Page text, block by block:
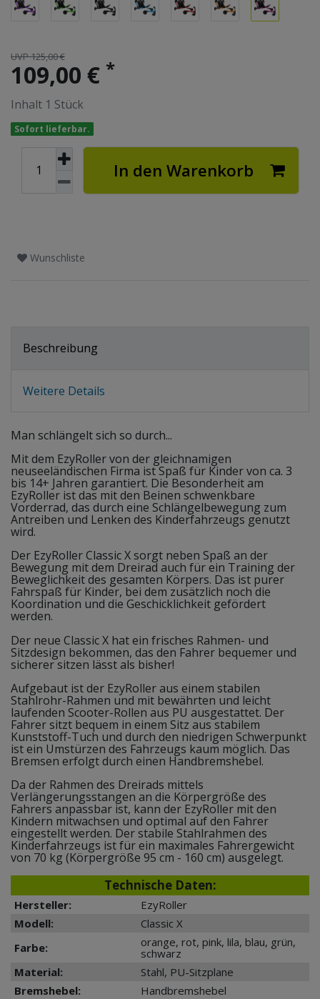
UVP 125,00 €
109,00 € *
Inhalt 1 Stück
Sofort lieferbar.
In den Warenkorb
Wunschliste
Beschreibung
Weitere Details
Man schlängelt sich so durch...
Mit dem EzyRoller von der gleichnamigen
neuseeländischen Firma ist Spaß für Kinder von ca. 3
bis 14+ Jahren garantiert. Die Besonderheit am
EzyRoller ist das mit den Beinen schwenkbare
Vorderrad, das durch eine Schlängelbewegung zum
Antreiben und Lenken des Kinderfahrzeugs genutzt
wird.
Der EzyRoller Classic X sorgt neben Spaß an der
Bewegung mit dem Dreirad auch für ein Training der
Beweglichkeit des gesamten Körpers. Das ist purer
Fahrspaß für Kinder, bei dem zusätzlich noch die
Koordination und die Geschicklichkeit gefördert
werden.
Der neue Classic X hat ein frisches Rahmen- und
Sitzdesign bekommen, das den Fahrer bequemer und
sicherer sitzen lässt als bisher!
Aufgebaut ist der EzyRoller aus einem stabilen
Stahlrohr-Rahmen und mit bewährten und leicht
laufenden Scooter-Rollen aus PU ausgestattet. Der
Fahrer sitzt bequem in einem Sitz aus stabilem
Kunststoff-Tuch und durch den niedrigen Schwerpunkt
ist ein Umstürzen des Fahrzeugs kaum möglich. Das
Bremsen erfolgt durch einen Handbremshebel.
Da der Rahmen des Dreirads mittels
Verlängerungsstangen an die Körpergröße des
Fahrers anpassbar ist, kann der EzyRoller mit den
Kindern mitwachsen und optimal auf den Fahrer
eingestellt werden. Der stabile Stahlrahmen des
Kinderfahrzeugs ist für ein maximales Fahrergewicht
von 70 kg (Körpergröße 95 cm - 160 cm) ausgelegt.
Technische Daten:
Hersteller:
EzyRoller
Modell:
Classic X
Farbe:
orange, rot, pink, lila, blau, grün,
schwarz
Material:
Stahl, PU-Sitzplane
Bremshebel:
Handbremshebel